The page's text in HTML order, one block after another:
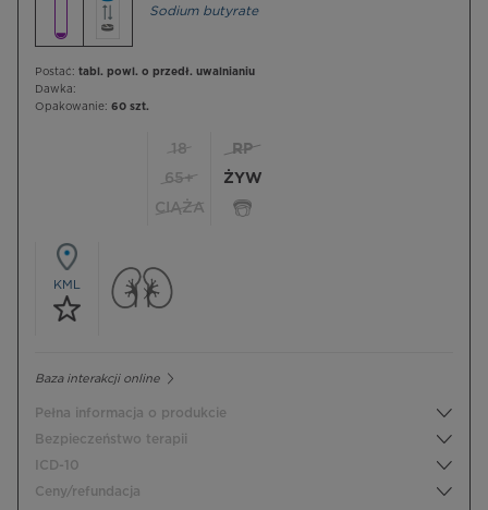
Sodium butyrate
Postać: tabl. powl. o przedł. uwalnianiu
Dawka:
Opakowanie: 60 szt.
18
65+
CIĄŻA
RP
ŻYW
KML
Baza interakcji online
Pełna informacja o produkcie
Bezpieczeństwo terapii
ICD-10
Ceny/refundacja